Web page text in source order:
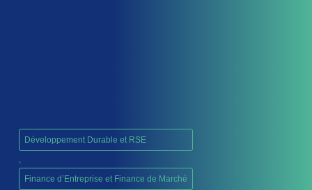
Développement Durable et RSE
Finance d’Entreprise et Finance de Marché